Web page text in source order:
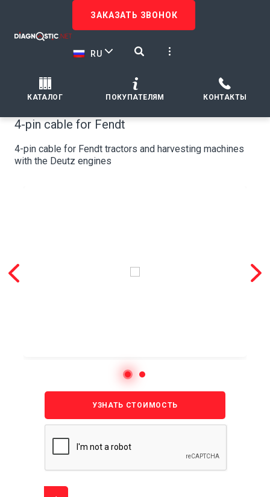
ЗАКАЗАТЬ ЗВОНОК
RU
КАТАЛОГ ПОКУПАТЕЛЯМ КОНТАКТЫ
УЗНАТЬ СТОИМОСТЬ
4-pin сable for Fendt
4-pin cable for Fendt tractors and harvesting machines
with the Deutz engines